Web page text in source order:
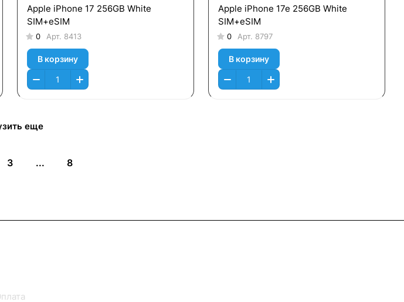
Apple iPhone 17 256GB White
SIM+eSIM
0 Арт. 8413
В корзину
Apple iPhone 17e 256GB White
SIM+eSIM
0 Арт. 8797
В корзину
еще
3 ... 8